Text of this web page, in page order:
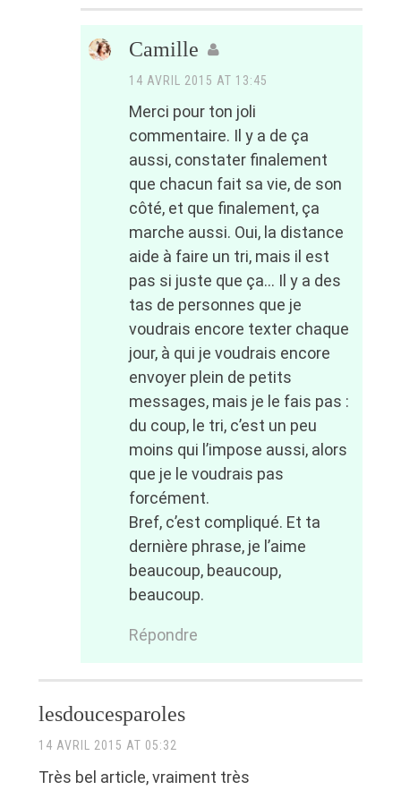
Camille
14 AVRIL 2015 AT 13:45
Merci pour ton joli
commentaire. Il y a de ça
aussi, constater finalement
que chacun fait sa vie, de son
côté, et que finalement, ça
marche aussi. Oui, la distance
aide à faire un tri, mais il est
pas si juste que ça… Il y a des
tas de personnes que je
voudrais encore texter chaque
jour, à qui je voudrais encore
envoyer plein de petits
messages, mais je le fais pas :
du coup, le tri, c’est un peu
moins qui l’impose aussi, alors
que je le voudrais pas
forcément.
Bref, c’est compliqué. Et ta
dernière phrase, je l’aime
beaucoup, beaucoup,
beaucoup.
Répondre
lesdoucesparoles
14 AVRIL 2015 AT 05:32
Très bel article, vraiment très